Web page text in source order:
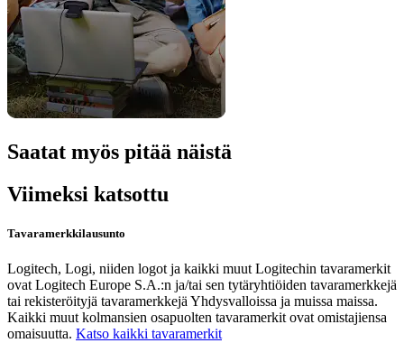
Saatat myös pitää näistä
Viimeksi katsottu
Tavaramerkkilausunto
Logitech, Logi, niiden logot ja kaikki muut Logitechin tavaramerkit
ovat Logitech Europe S.A.:n ja/tai sen tytäryhtiöiden tavaramerkkejä
tai rekisteröityjä tavaramerkkejä Yhdysvalloissa ja muissa maissa.
Kaikki muut kolmansien osapuolten tavaramerkit ovat omistajiensa
omaisuutta. Katso kaikki tavaramerkit